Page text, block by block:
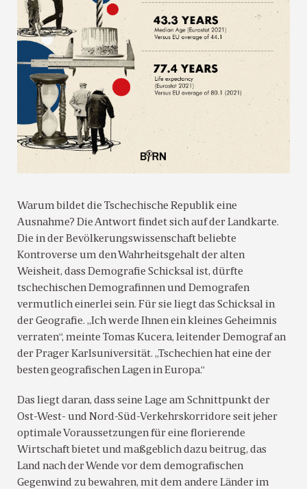
Warum bildet die Tschechische Republik eine
Ausnahme? Die Antwort findet sich auf der Landkarte.
Die in der Bevölkerungswissenschaft beliebte
Kontroverse um den Wahrheitsgehalt der alten
Weisheit, dass Demografie Schicksal ist, dürfte
tschechischen Demografinnen und Demografen
vermutlich einerlei sein. Für sie liegt das Schicksal in
der Geografie. „Ich werde Ihnen ein kleines Geheimnis
verraten“, meinte Tomas Kucera, leitender Demograf an
der Prager Karlsuniversität. „Tschechien hat eine der
besten geografischen Lagen in Europa.“
Das liegt daran, dass seine Lage am Schnittpunkt der
Ost-West- und Nord-Süd-Verkehrskorridore seit jeher
optimale Voraussetzungen für eine florierende
Wirtschaft bietet und maßgeblich dazu beitrug, das
Land nach der Wende vor dem demografischen
Gegenwind zu bewahren, mit dem andere Länder im